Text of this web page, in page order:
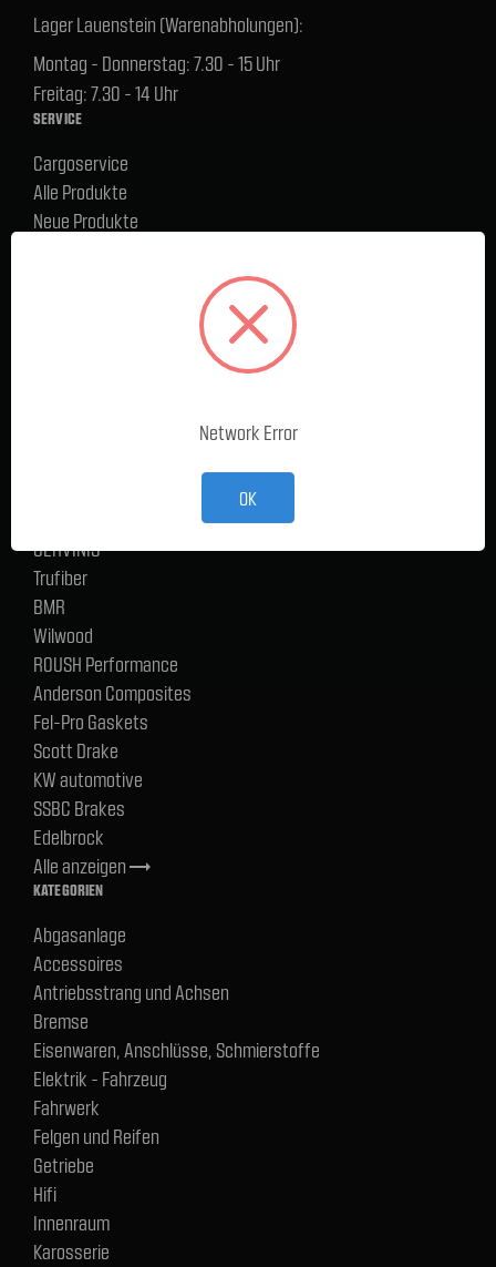
Lager Lauenstein (Warenabholungen):
Montag - Donnerstag: 7.30 - 15 Uhr
Freitag: 7.30 - 14 Uhr
SERVICE
Cargoservice
Alle Produkte
Neue Produkte
Versand und Zahlungsbedingungen
Ford Performance Racing Parts
CERVINIS
Trufiber
BMR
Wilwood
ROUSH Performance
Anderson Composites
Fel-Pro Gaskets
Scott Drake
KW automotive
SSBC Brakes
Edelbrock
Alle anzeigentrending_flat
KATEGORIEN
Abgasanlage
Accessoires
Antriebsstrang und Achsen
Bremse
Eisenwaren, Anschlüsse, Schmierstoffe
Elektrik - Fahrzeug
Fahrwerk
Felgen und Reifen
Getriebe
Hifi
Innenraum
Karosserie
Network Error
OK